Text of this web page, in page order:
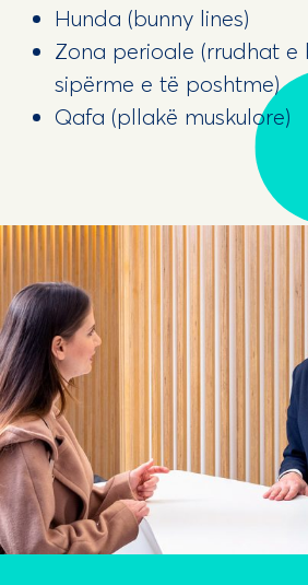
Hunda (bunny lines)
Zona perioale (rrudhat e
sipërme e të poshtme)
Qafa (pllakë muskulore)